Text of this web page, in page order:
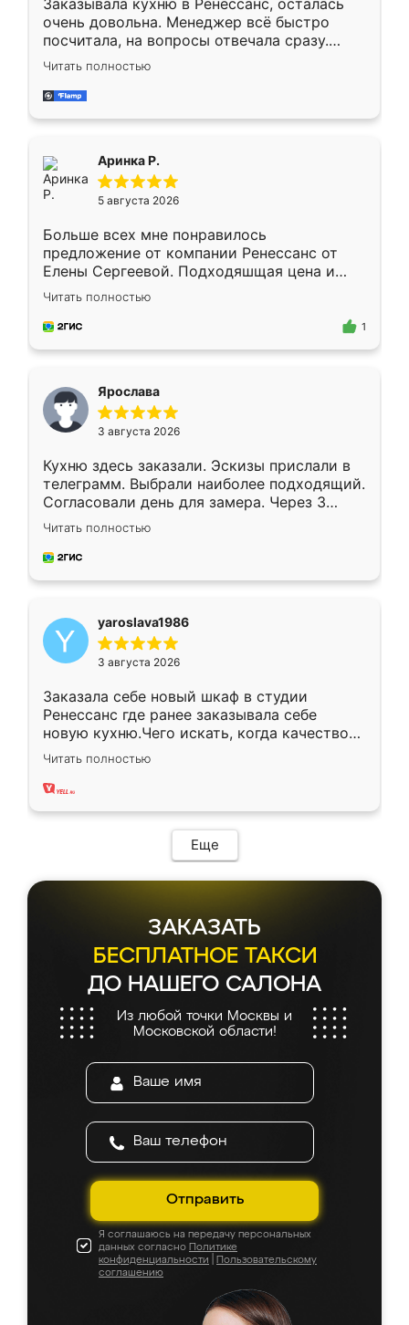
Заказывала кухню в Ренессанс, осталась
очень довольна. Менеджер всё быстро
посчитала, на вопросы отвечала сразу.
Замерщик приехал в субботу, подошёл к
делу со всей ответственностью. Собрали
за день, ребята работали аккуратно, даже
Читать полностью
Аринка Р.
5 августа 2026
Больше всех мне понравилось
предложение от компании Ренессанс от
Елены Сергеевой. Подходяшщая цена и
короткие сроки изготовления. Приехавший
для замера сотрудник Владислав
предложил по моему эскизу самый
Читать полностью
1
Ярослава
3 августа 2026
Кухню здесь заказали. Эскизы прислали в
телеграмм. Выбрали наиболее подходящий.
Согласовали день для замера. Через 3
недели кухня была уже готова. Остались
довольны работой. Спасибо Ренессанс
мебель за качественную работу!
Читать полностью
yaroslava1986
3 августа 2026
Заказала себе новый шкаф в студии
Ренессанс где ранее заказывала себе
новую кухню.Чего искать, когда качеством
вполне довольна. Служит кухня уже почти
два года, нареканий нет.
Читать полностью
Еще
ЗАКАЗАТЬ
БЕСПЛАТНОЕ ТАКСИ
ДО НАШЕГО САЛОНА
Из любой точки Москвы и
Московской области!
Отправить
Я соглашаюсь на передачу персональных
данных согласно Политике
конфиденциальности
Пользовательскому
соглашению